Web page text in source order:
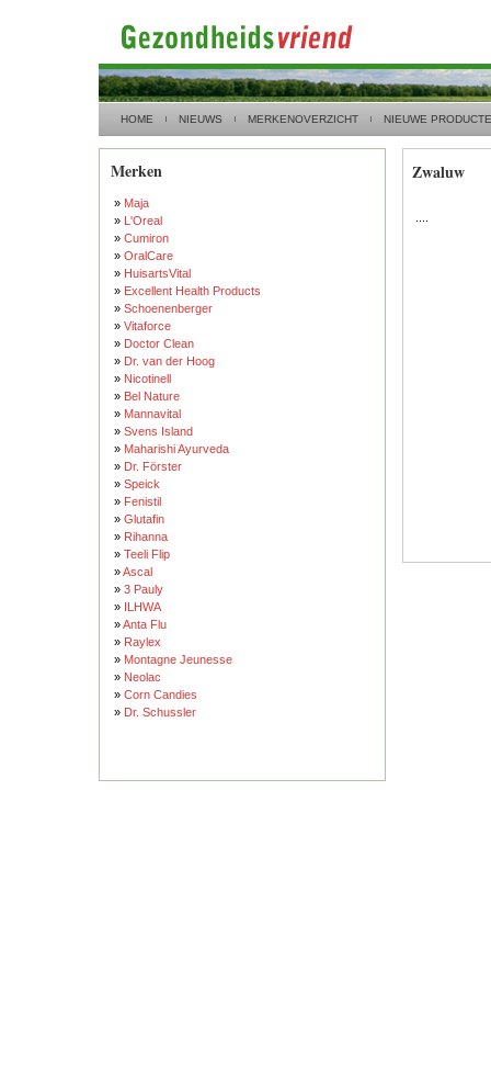
HOME NIEUWS MERKENOVERZICHT NIEUWE
Merken
» Maja
» L'Oreal
» Cumiron
» OralCare
» HuisartsVital
» Excellent Health Products
» Schoenenberger
» Vitaforce
» Doctor Clean
» Dr. van der Hoog
» Nicotinell
» Bel Nature
» Mannavital
» Svens Island
» Maharishi Ayurveda
» Dr. Förster
» Speick
» Fenistil
» Glutafin
» Rihanna
» Teeli Flip
»Ascal
» 3 Pauly
» ILHWA
»Anta Flu
» Raylex
» Montagne Jeunesse
» Neolac
» Corn Candies
» Dr. Schussler
Zwaluw